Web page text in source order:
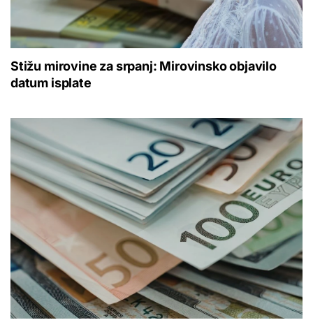
Stižu mirovine za srpanj: Mirovinsko objavilo
datum isplate